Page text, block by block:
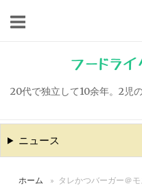
キ
ッ
フードラ
20代で独立して10余年。2児
ニュース
ホーム » タレかつバーガー＠